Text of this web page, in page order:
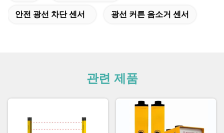
안전 광선 차단 센서 광선 커튼 음소거 센서
관련 제품